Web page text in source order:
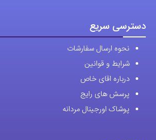
دسترسی سریع
نحوه ارسال سفارشات
شرایط و قوانین
درباره اقای خاص
پرسش های رایج
پوشاک اورجینال مردانه